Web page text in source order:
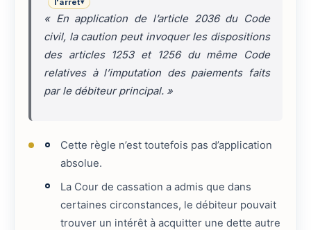
▾
« En application de l’article 2036 du Code
civil, la caution peut invoquer les dispositions
des articles 1253 et 1256 du même Code
relatives à l’imputation des paiements faits
par le débiteur principal. »
Cette règle n’est toutefois pas d’application
absolue.
La Cour de cassation a admis que dans
certaines circonstances, le débiteur pouvait
trouver un intérêt à acquitter une dette autre